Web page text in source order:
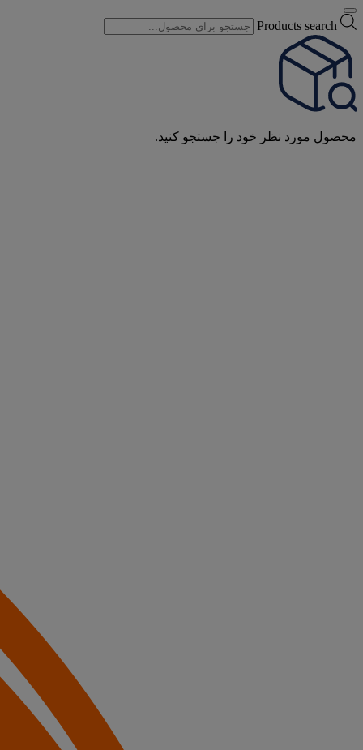
Products search
محصول مورد نظر خود را جستجو کنید.